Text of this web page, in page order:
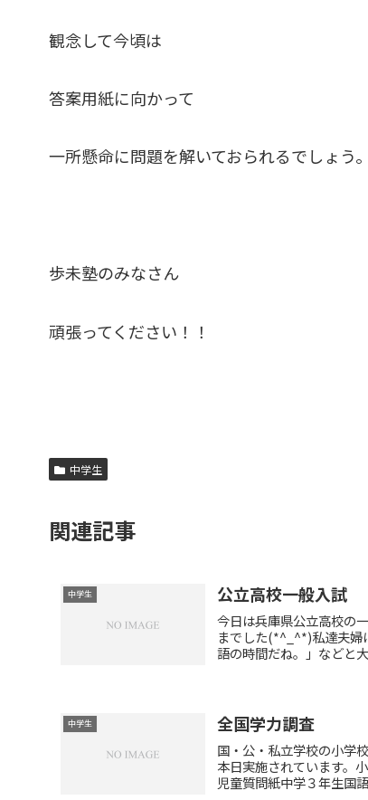
観念して今頃は
答案用紙に向かって
一所懸命に問題を解いておられるでしょう。
歩未塾のみなさん
頑張ってください！！
中学生
関連記事
中学生 公立高校一般入試
今日は兵庫県公立高校の
までした(*^_^*)私達夫婦
語の時間だね。」などと
中学生 全国学力調査
国・公・私立学校の小学
本日実施されています。
児童質問紙中学３年生国